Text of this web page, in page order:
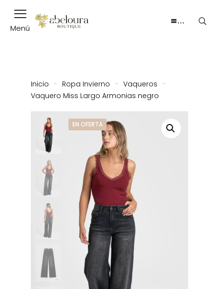
Menú
…
Inicio - Ropa Invierno - Vaqueros -
Vaquero Miss Largo Armonias negro
EN OFERTA